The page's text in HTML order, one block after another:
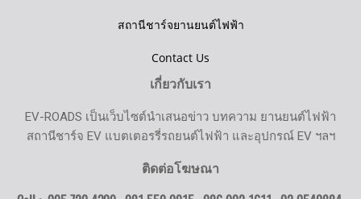
สถานีชาร์จยานยนต์ไฟฟ้า
Contact Us
เกี่ยวกับเรา
EV-ROADS เป็นเว็บไซต์นำเสนอข่าว บทความ ยานยนต์ไฟฟ้า
สถานีชาร์จ EV แบตเตอรรี่รถยนต์ไฟฟ้า และอุปกรณ์ EV ฯลฯ
ติดต่อโฆษณา